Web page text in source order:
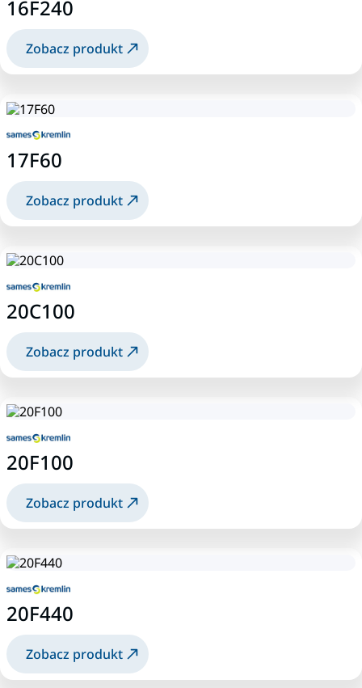
16F240
Zobacz produkt
17F60
Zobacz produkt
20C100
Zobacz produkt
20F100
Zobacz produkt
20F440
Zobacz produkt